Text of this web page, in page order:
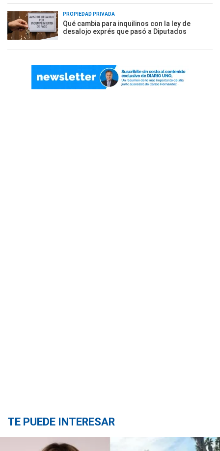
PROPIEDAD PRIVADA
Qué cambia para inquilinos con la ley de
desalojo exprés que pasó a Diputados
TE PUEDE INTERESAR